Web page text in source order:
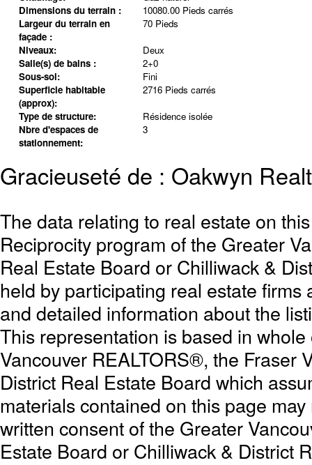
Dimensions du terrain :
10080.00 Pieds carrés
Largeur du terrain en
façade :
70 Pieds
Niveaux:
Deux
Salle(s) de bains :
2+0
Sous-sol:
Fini
Superficie habitable
(approx):
2716 Pieds carrés
Type de structure:
Résidence isolée
Nbre d'espaces de
stationnement:
3
Gracieuseté de : Oakwyn
The data relating to real estate on
Reciprocity program of the Greater
Real Estate Board or Chilliwack &
held by participating real estate
and detailed information about the
This representation is based in
Vancouver REALTORS®, the Fraser
District Real Estate Board which
materials contained on this page
written consent of the Greater
Estate Board or Chilliwack & District